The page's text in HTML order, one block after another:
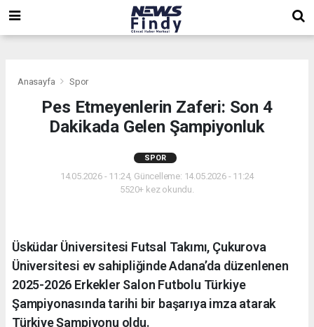
Anasayfa Spor
Pes Etmeyenlerin Zaferi: Son 4
Dakikada Gelen Şampiyonluk
SPOR
14.05.2026 - 11:24, Güncelleme: 14.05.2026 - 11:24
5520+ kez okundu.
Üsküdar Üniversitesi Futsal Takımı, Çukurova
Üniversitesi ev sahipliğinde Adana’da düzenlenen
2025-2026 Erkekler Salon Futbolu Türkiye
Şampiyonasında tarihi bir başarıya imza atarak
Türkiye Şampiyonu oldu.